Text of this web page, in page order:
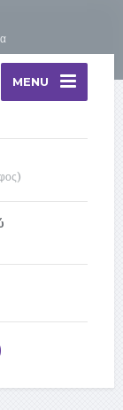
MENU